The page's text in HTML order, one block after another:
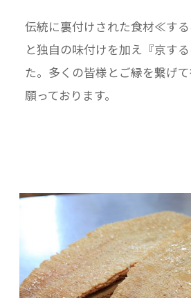
伝統に裏付けされた食材≪す
と独自の味付けを加え『京す
た。多くの皆様とご縁を繋げ
願っております。